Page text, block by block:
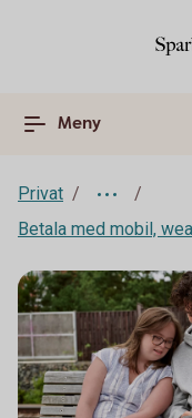
Meny
Privat
Betala med mobil,